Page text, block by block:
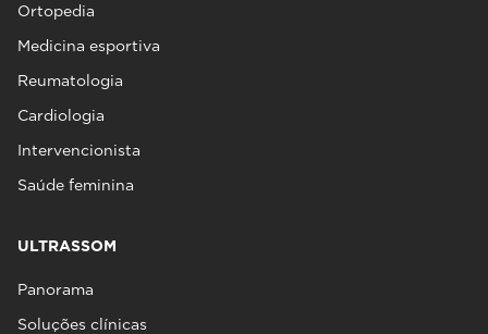
Ortopedia
Medicina esportiva
Reumatologia
Cardiologia
Intervencionista
Saúde feminina
ULTRASSOM
Panorama
Soluções clínicas